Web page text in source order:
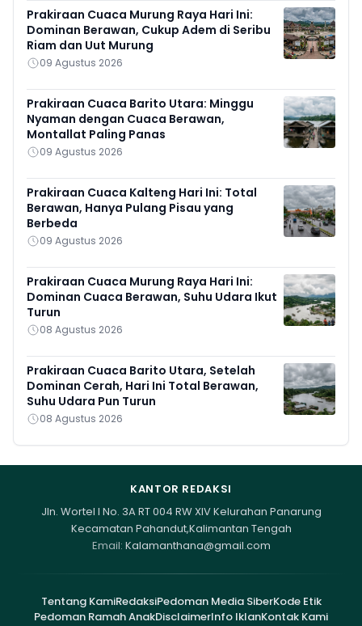
Prakiraan Cuaca Murung Raya Hari Ini:
Dominan Berawan, Cukup Adem di Seribu
Riam dan Uut Murung
09 Agustus 2026
Prakiraan Cuaca Barito Utara: Minggu
Nyaman dengan Cuaca Berawan,
Montallat Paling Panas
09 Agustus 2026
Prakiraan Cuaca Kalteng Hari Ini: Total
Berawan, Hanya Pulang Pisau yang
Berbeda
09 Agustus 2026
Prakiraan Cuaca Murung Raya Hari Ini:
Dominan Cuaca Berawan, Suhu Udara Ikut
Turun
08 Agustus 2026
Prakiraan Cuaca Barito Utara, Setelah
Dominan Cerah, Hari Ini Total Berawan,
Suhu Udara Pun Turun
08 Agustus 2026
KANTOR REDAKSI
Jln. Wortel I No. 3A RT 004 RW XIV Kelurahan Panarung
Kecamatan Pahandut,Kalimantan Tengah
Email: Kalamanthana@gmail.com
Tentang KamiRedaksiPedoman Media SiberKode Etik
Pedoman Ramah AnakDisclaimerInfo IklanKontak Kami